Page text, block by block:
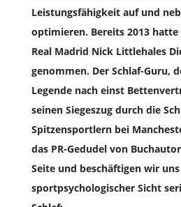
Leistungsfähigkeit auf und
optimieren. Bereits 2013
Real Madrid Nick Littlehales
genommen. Der Schlaf-Guru,
Legende nach einst
seinen Siegeszug durch die
Spitzensportlern bei
das PR-Gedudel von
Seite und beschäftigen wir
sportpsychologischer Sicht